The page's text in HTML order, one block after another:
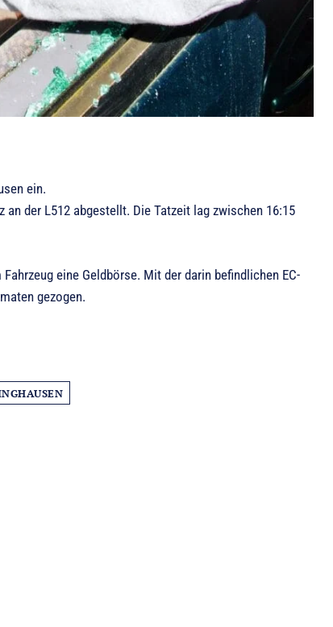
ein.
an der L512 abgestellt. Die Tatzeit lag zwischen 16:15
eine Geldbörse. Mit der darin befindlichen EC-
gezogen.